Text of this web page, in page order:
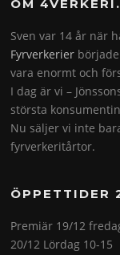
OM
Sven var 14 år när
Fyrverkerier
vara enormt och
I dag är vi –
största
Nu säljer vi inte
fyrverkeritårtor.
ÖPPETTIDER
Premiär 19/12
20/12 Lördag 10-15